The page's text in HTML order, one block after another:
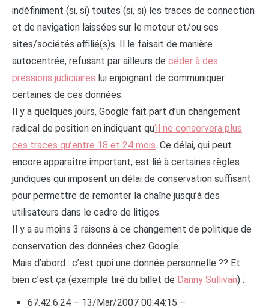
indéfiniment (si, si) toutes (si, si) les traces de connection
et de navigation laissées sur le moteur et/ou ses
sites/sociétés affilié(s)s. Il le faisait de manière
autocentrée, refusant par ailleurs de céder à des
pressions judiciaires lui enjoignant de communiquer
certaines de ces données.
Il y a quelques jours, Google fait part d’un changement
radical de position en indiquant qu‘il ne conservera plus
ces traces qu’entre 18 et 24 mois. Ce délai, qui peut
encore apparaître important, est lié à certaines règles
juridiques qui imposent un délai de conservation suffisant
pour permettre de remonter la chaîne jusqu’à des
utilisateurs dans le cadre de litiges.
Il y a au moins 3 raisons à ce changement de politique de
conservation des données chez Google.
Mais d’abord : c’est quoi une donnée personnelle ?? Et
bien c’est ça (exemple tiré du billet de Danny Sullivan) :
67.42.6.24 – 13/Mar/2007 00:44:15 –